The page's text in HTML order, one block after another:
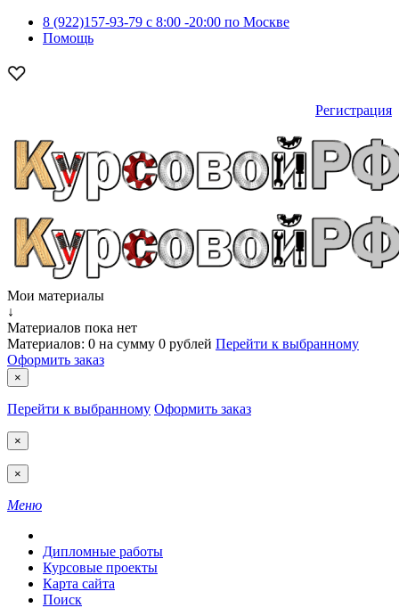
8 (922)157-93-79 c 8:00 -20:00 по Москве
Помощь
Регистрация
Мои материалы
↓
Материалов пока нет
Материалов: 0 на сумму 0 рублей Перейти к выбранному
Оформить заказ
×
Перейти к выбранному Оформить заказ
×
×
Меню
Дипломные работы
Курсовые проекты
Карта сайта
Поиск